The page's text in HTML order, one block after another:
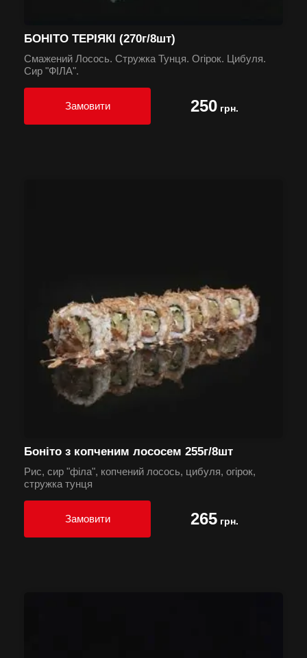
БОНІТО ТЕРІЯКІ (270г/8шт)
Смажений Лосось. Стружка Тунця. Огірок. Цибуля.
Сир "ФІЛА".
Замовити 250грн.
Боніто з копченим лососем 255г/8шт
Рис, сир "філа", копчений лосось, цибуля, огірок,
стружка тунця
Замовити 265грн.